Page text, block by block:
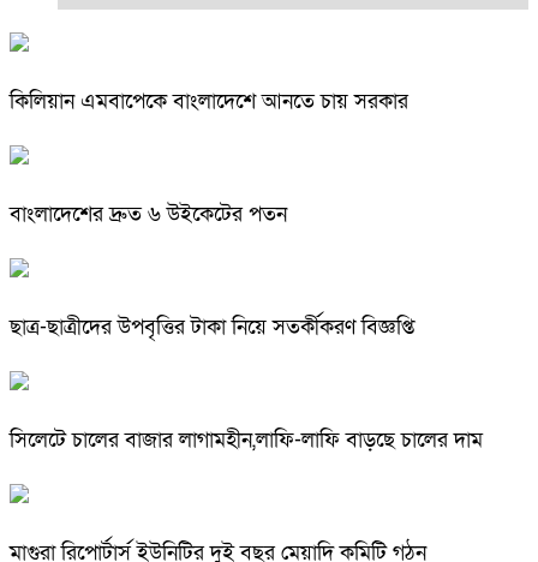
কিলিয়ান এমবাপেকে বাংলাদেশে আনতে চায় সরকার
বাংলাদেশের দ্রুত ৬ উইকেটের পতন
ছাত্র-ছাত্রীদের উপবৃত্তির টাকা নিয়ে সতর্কীকরণ বিজ্ঞপ্তি
সিলেটে চালের বাজার লাগামহীন,লাফি-লাফি বাড়ছে চালের দাম
মাগুরা রিপোর্টার্স ইউনিটির দুই বছর মেয়াদি কমিটি গঠন